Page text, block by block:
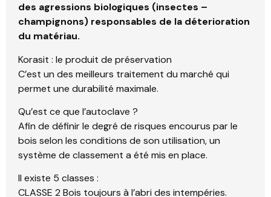
des agressions biologiques (insectes –
champignons) responsables de la déterioration
du matériau.
Korasit : le produit de préservation
C’est un des meilleurs traitement du marché qui
permet une durabilité maximale.
Qu’est ce que l’autoclave ?
Afin de définir le degré de risques encourus par le
bois selon les conditions de son utilisation, un
système de classement a été mis en place.
Il existe 5 classes :
CLASSE 2 Bois toujours à l’abri des intempéries.